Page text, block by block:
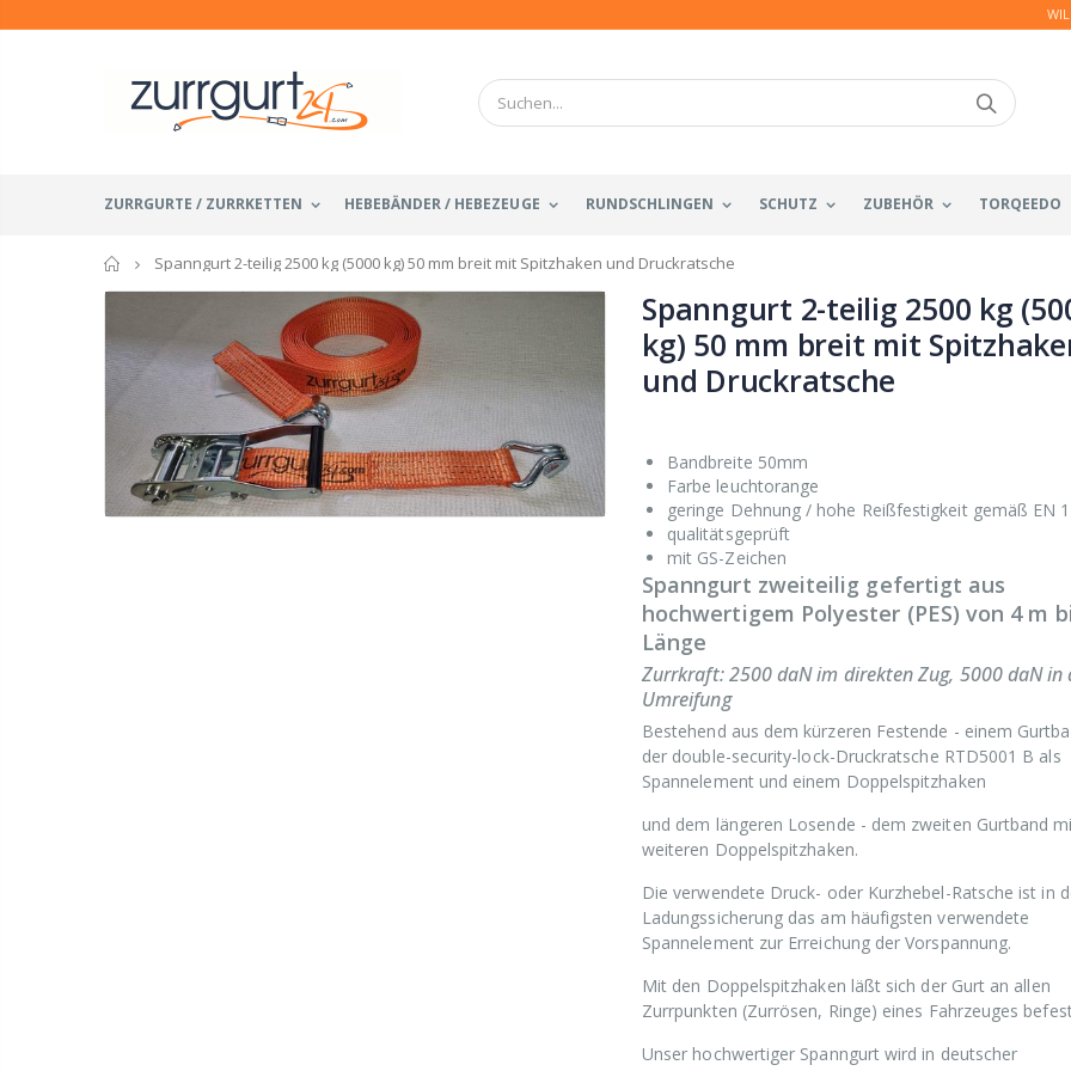
ZURRGURTE / ZURRKETTEN HEBEBÄNDER / HEBEZEUGE RUNDSCHLINGEN SCHUTZ ZUBEHÖR TORQEEDO
Startseite
Spanngurt 2-teilig 2500 kg (5000 kg) 50 mm breit mit Spitzhaken und Druckratsche
Spanngurt 2-teilig 2500 kg
kg) 50 mm breit mit
und Druckratsche
Bandbreite 50mm
Farbe leuchtorange
geringe Dehnung / hohe Reißfestigkeit gemäß EN
qualitätsgeprüft
mit GS-Zeichen
Spanngurt zweiteilig gefertigt aus
hochwertigem Polyester (PES) von 4 m
Länge
Zurrkraft: 2500 daN im direkten Zug, 5000 daN in
Umreifung
Bestehend aus dem kürzeren Festende - einem
der double-security-lock-Druckratsche RTD5001 B als
Spannelement und einem Doppelspitzhaken
und dem längeren Losende - dem zweiten Gurtband
weiteren Doppelspitzhaken.
Die verwendete Druck- oder Kurzhebel-Ratsche ist in
Ladungssicherung das am häufigsten verwendete
Spannelement zur Erreichung der Vorspannung.
Mit den Doppelspitzhaken läßt sich der Gurt an allen
Zurrpunkten (Zurrösen, Ringe) eines Fahrzeuges
Unser hochwertiger Spanngurt wird in deutscher